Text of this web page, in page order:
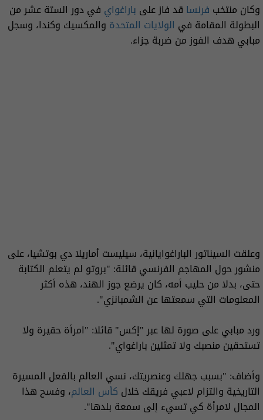
وكان منتخب فرنسا قد فاز على باراغواي في دور الستة عشر من
البطولة المقامة في الولايات المتحدة والمكسيك وكندا، وسجل
مبابي هدف الفوز من ضربة جزاء.
وعلقت السيناتور الباراغوايانية، سيليست أماريلا دي بوتشيا، على
منشور حول المهاجم الفرنسي قائلة: "بروتو لم يتعلم الكتابة
حتى، بدلا من حليب أمه، كان يرضع جوز الهند، هذه أكثر
المعلومات التي سمعتها عن الشمبانزي".
ورد مبابي على صورة لها عبر "إكس" قائلا: "امرأة حقيرة ولا
تستحقين منصبك ولا تمثلين باراغواي".
وأضاف: "بسبب جهلك وعنصريتك، نسي العالم بالفعل المسيرة
التاريخية والتزام لاعبي فريقك خلال كأس العالم، وفسح هذا
المجال لامرأة كي تسيء إلى سمعة بلدها".